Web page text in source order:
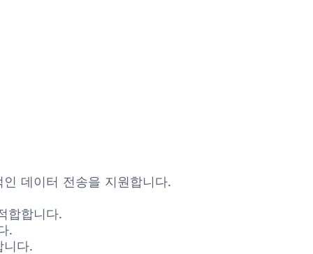
데이터 전송을 지원합니다.
합합니다.
.
다.